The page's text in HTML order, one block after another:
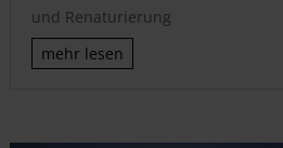
und Renaturierung
mehr lesen